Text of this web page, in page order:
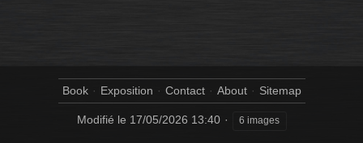
Book Exposition Contact About Sitemap
Modifié le 17/05/2026 13:40 6 images